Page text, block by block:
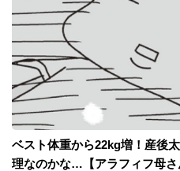
ベスト体重から22kg増！産後
理なのかな…【アラフィフ母